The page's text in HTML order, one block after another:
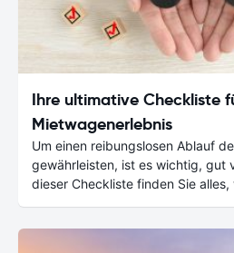
Ihre ultimative Checkliste
Mietwagenerlebnis
Um einen reibungslosen Ablauf
gewährleisten, ist es wichtig, gut
dieser Checkliste finden Sie alles,